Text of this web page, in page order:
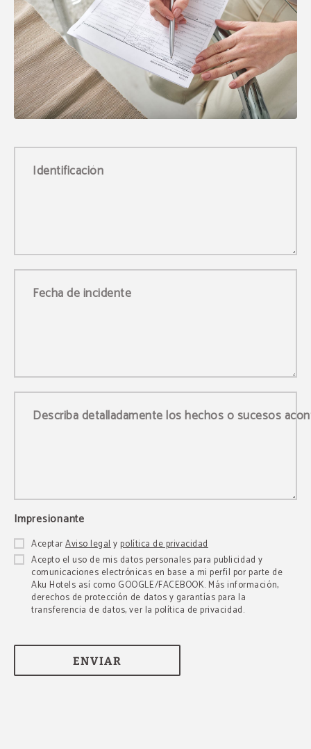
Identificación
Fecha de incidente
Describa detalladamente los hechos o sucesos
Impresionante
AceptarAviso legaly política de privacidad
Acepto el uso de mis datos personales para publicidad y
comunicaciones electrónicas en base a mi perfil por parte de
Aku Hotels así como GOOGLE/FACEBOOK. Más información,
derechos de protección de datos y garantías para la
transferencia de datos, ver la política de privacidad.
ENVIAR